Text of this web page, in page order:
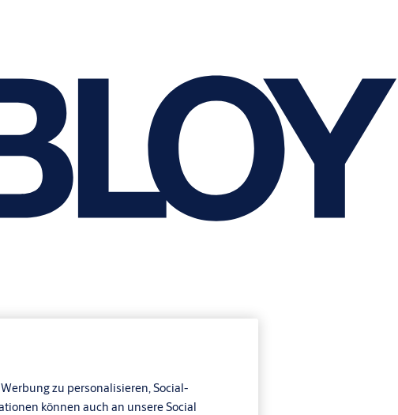
zu personalisieren, Social-
können auch an unsere Social